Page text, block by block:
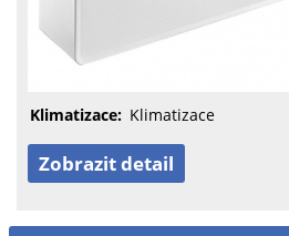
Klimatizace: Klimatizace
Zobrazit detail